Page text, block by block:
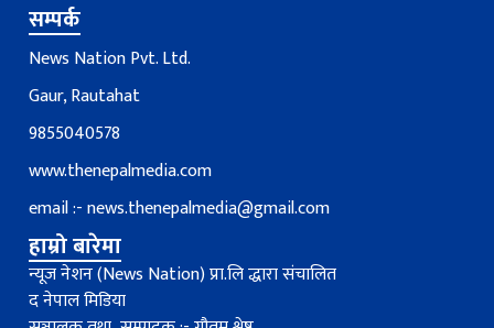
सम्पर्क
News Nation Pvt. Ltd.
Gaur, Rautahat
9855040578
www.thenepalmedia.com
email :-news.thenepalmedia@gmail.com
हाम्रो बारेमा
न्यूज नेशन (News Nation) प्रा.लि द्धारा संचालित
द नेपाल मिडिया